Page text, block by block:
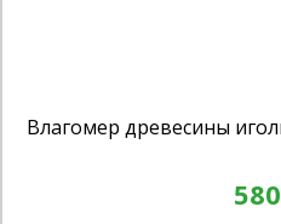
Влагомер древесины
580